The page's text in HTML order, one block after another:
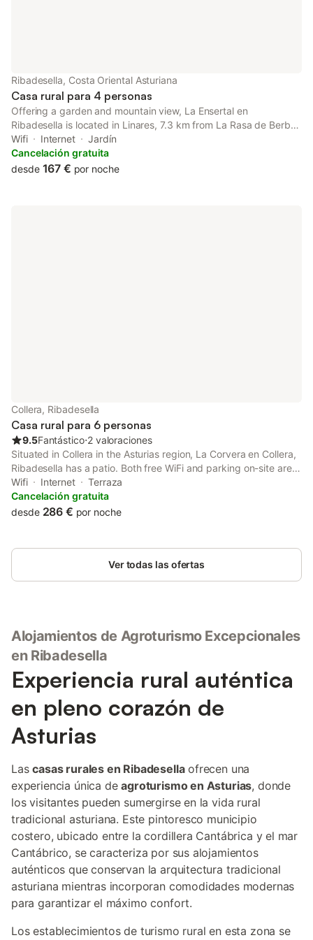
Ribadesella, Costa Oriental Asturiana
Casa rural para 4 personas
Offering a garden and mountain view, La Ensertal en
Ribadesella is located in Linares, 7.3 km from La Rasa de Berbes
Golf and 9.4 km from La Cueva de Tito Bustillo.
Wifi Internet
Jardín
Cancelación gratuita
desde 167 € por noche
Collera, Ribadesella
Casa rural para 6 personas
9.5Fantástico⋅2 valoraciones
Situated in Collera in the Asturias region, La Corvera en Collera,
Ribadesella has a patio. Both free WiFi and parking on-site are
available at the chalet free of charge. The property is non-
smoking and is located 1.6 km from Playa de Arra.
Wifi Internet
Terraza
Cancelación gratuita
desde 286 € por noche
Ver todas las ofertas
Alojamientos de Agroturismo Excepcionales
en Ribadesella
Experiencia rural auténtica
en pleno corazón de
Asturias
Lascasas rurales en Ribadesellaofrecen una
experiencia única deagroturismo en Asturias, donde
los visitantes pueden sumergirse en la vida rural
tradicional asturiana. Este pintoresco municipio
costero, ubicado entre la cordillera Cantábrica y el mar
Cantábrico, se caracteriza por sus alojamientos
auténticos que conservan la arquitectura tradicional
asturiana mientras incorporan comodidades modernas
para garantizar el máximo confort.
Los establecimientos de turismo rural en esta zona se